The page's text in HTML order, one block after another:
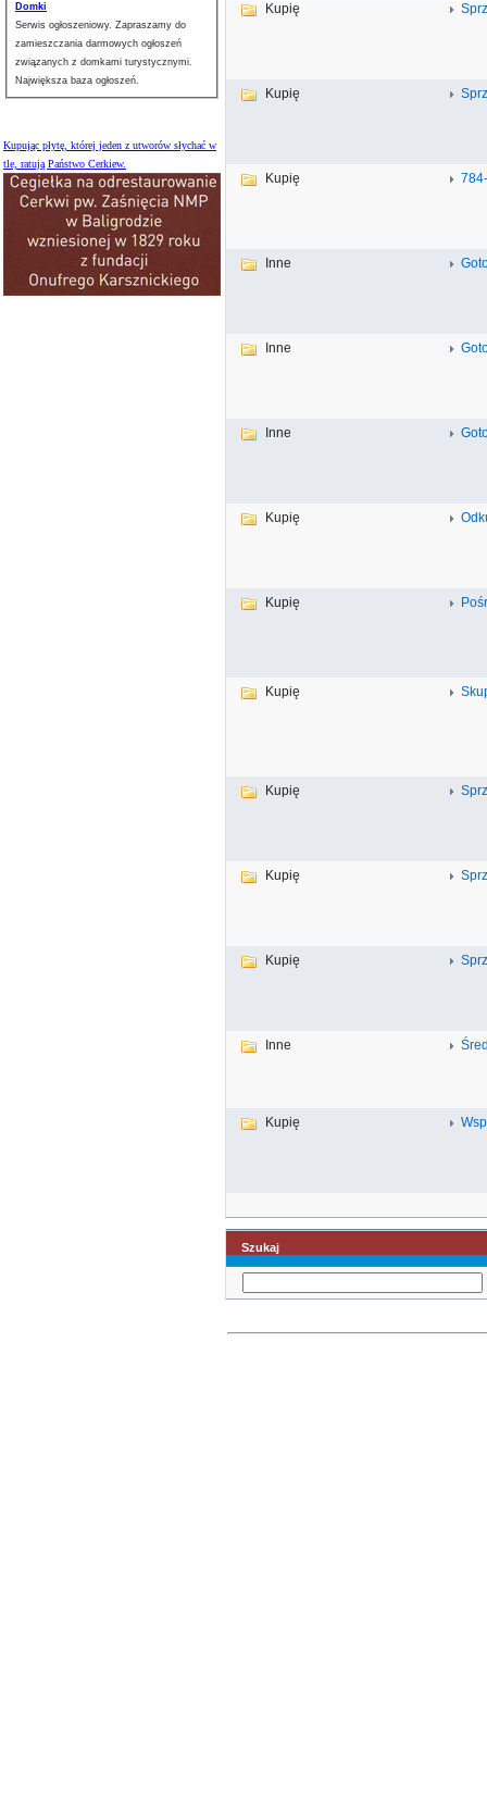
Domki
Serwis ogłoszeniowy. Zapraszamy do
zamieszczania darmowych ogłoszeń
związanych z domkami turystycznymi.
Największa baza ogłoszeń.
Kupując płytę, której jeden z utworów słychać w
tle, ratują Państwo Cerkiew.
Kupię
Kupię
Kupię
Inne
Inne
Inne
Kupię
Kupię
Kupię
Kupię
Kupię
Kupię
Inne
Kupię
Szukaj